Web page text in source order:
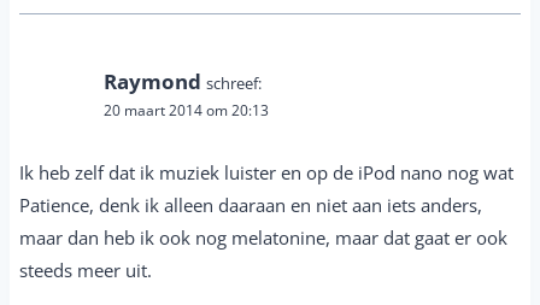
Raymond schreef:
20 maart 2014 om 20:13
Ik heb zelf dat ik muziek luister en op de iPod nano nog wat
Patience, denk ik alleen daaraan en niet aan iets anders,
maar dan heb ik ook nog melatonine, maar dat gaat er ook
steeds meer uit.